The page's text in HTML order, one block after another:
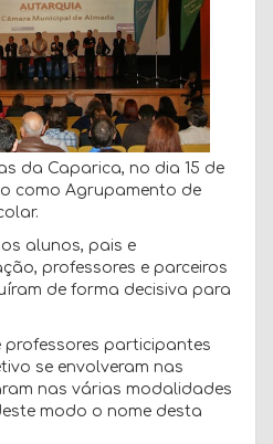
da Caparica, no dia 15 de
como Agrupamento de
alunos, pais e
professores e parceiros
de forma decisiva para
professores participantes
se envolveram nas
nas várias modalidades
modo o nome desta